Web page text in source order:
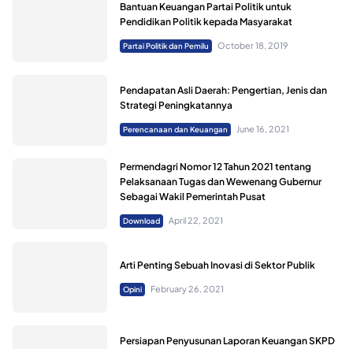
Bantuan Keuangan Partai Politik untuk
Pendidikan Politik kepada Masyarakat
Partai Politik dan Pemilu October 18, 2019
Pendapatan Asli Daerah: Pengertian, Jenis dan
Strategi Peningkatannya
Perencanaan dan Keuangan June 16, 2021
Permendagri Nomor 12 Tahun 2021 tentang
Pelaksanaan Tugas dan Wewenang Gubernur
Sebagai Wakil Pemerintah Pusat
Download April 22, 2021
Arti Penting Sebuah Inovasi di Sektor Publik
Opini February 26, 2021
Persiapan Penyusunan Laporan Keuangan SKPD